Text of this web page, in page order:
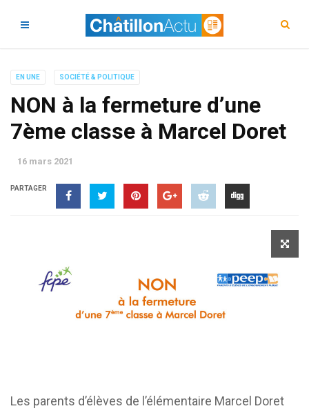
EN UNE SOCIÉTÉ & POLITIQUE
NON à la fermeture d’une
7ème classe à Marcel Doret
16 mars 2021
PARTAGER
Les parents d’élèves de l’élémentaire Marcel Doret